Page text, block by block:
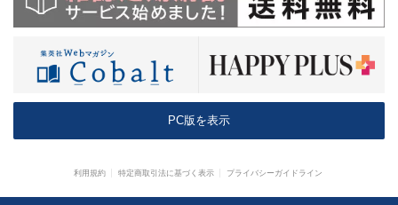
PC版を表示
利用規約 特定商取引法に基づく表示 プライバシーガイドライン